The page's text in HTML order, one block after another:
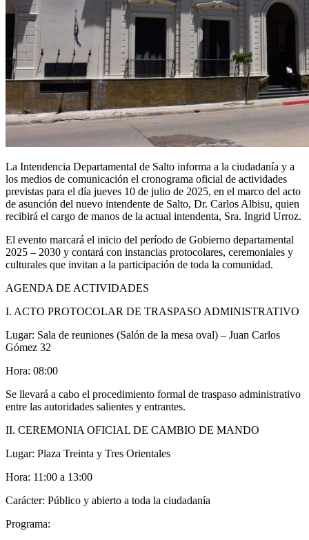
La Intendencia Departamental de Salto informa a la ciudadanía y a
los medios de comunicación el cronograma oficial de actividades
previstas para el día jueves 10 de julio de 2025, en el marco del acto
de asunción del nuevo intendente de Salto, Dr. Carlos Albisu, quien
recibirá el cargo de manos de la actual intendenta, Sra. Ingrid Urroz.
El evento marcará el inicio del período de Gobierno departamental
2025 – 2030 y contará con instancias protocolares, ceremoniales y
culturales que invitan a la participación de toda la comunidad.
AGENDA DE ACTIVIDADES
I. ACTO PROTOCOLAR DE TRASPASO ADMINISTRATIVO
Lugar: Sala de reuniones (Salón de la mesa oval) – Juan Carlos
Gómez 32
Hora: 08:00
Se llevará a cabo el procedimiento formal de traspaso administrativo
entre las autoridades salientes y entrantes.
II. CEREMONIA OFICIAL DE CAMBIO DE MANDO
Lugar: Plaza Treinta y Tres Orientales
Hora: 11:00 a 13:00
Carácter: Público y abierto a toda la ciudadanía
Programa: